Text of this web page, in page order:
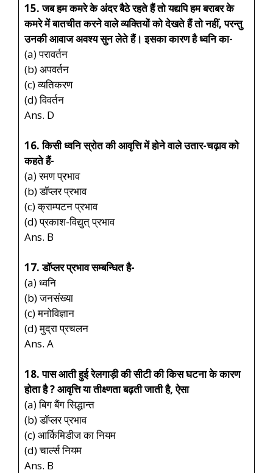
15. जब हम कमरे के अंदर बैठे रहते हैं तो यद्यपि हम बराबर के
कमरे में बातचीत करने वाले व्यक्तियों को देखते हैं तो नहीं, परन्तु
उनकी आवाज अवश्य सुन लेते हैं। इसका कारण है ध्वनि का-
(a) परावर्तन
(b) अपवर्तन
(c) व्यतिकरण
(d) विवर्तन
Ans. D
16. किसी ध्वनि स्रोत की आवृत्ति में होने वाले उतार-चढ़ाव को
कहते हैं-
(a) रमण प्रभाव
(b) डॉप्लर प्रभाव
(c) क्राम्पटन प्रभाव
(d) प्रकाश-विद्युत् प्रभाव
Ans. B
17. डॉप्लर प्रभाव सम्बन्धित है-
(a) ध्वनि
(b) जनसंख्या
(c) मनोविज्ञान
(d) मुद्रा प्रचलन
Ans. A
18. पास आती हुई रेलगाड़ी की सीटी की किस घटना के कारण
होता है ? आवृत्ति या तीक्ष्णता बढ़ती जाती है, ऐसा
(a) बिग बैंग सिद्धान्त
(b) डॉप्लर प्रभाव
(c) आर्किमिडीज का नियम
(d) चार्ल्स नियम
Ans. B